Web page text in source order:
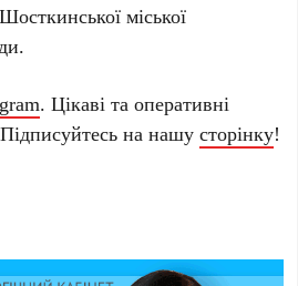
міської
. Цікаві та оперативні
на нашусторінку!